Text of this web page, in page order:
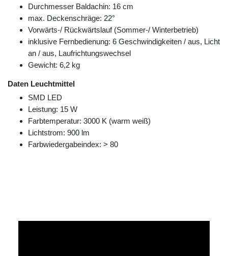
Durchmesser Baldachin: 16 cm
max. Deckenschräge: 22°
Vorwärts-/ Rückwärtslauf (Sommer-/ Winterbetrieb)
inklusive Fernbedienung: 6 Geschwindigkeiten / aus, Licht
an / aus, Laufrichtungswechsel
Gewicht: 6,2 kg
Daten Leuchtmittel
SMD LED
Leistung: 15 W
Farbtemperatur: 3000 K (warm weiß)
Lichtstrom: 900 lm
Farbwiedergabeindex: > 80